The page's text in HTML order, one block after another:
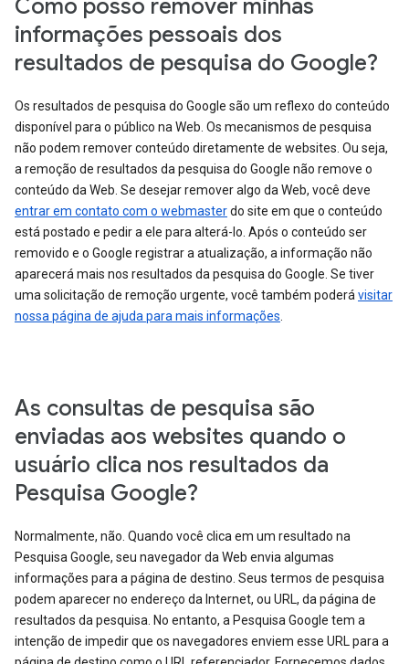
Como posso remover minhas
informações pessoais dos
resultados de pesquisa do Google?
Os resultados de pesquisa do Google são um reflexo do conteúdo
disponível para o público na Web. Os mecanismos de pesquisa
não podem remover conteúdo diretamente de websites. Ou seja,
a remoção de resultados da pesquisa do Google não remove o
conteúdo da Web. Se desejar remover algo da Web, você deve
entrar em contato com o webmasterdo site em que o conteúdo
está postado e pedir a ele para alterá-lo. Após o conteúdo ser
removido e o Google registrar a atualização, a informação não
aparecerá mais nos resultados da pesquisa do Google. Se tiver
uma solicitação de remoção urgente, você também poderá visitar
nossa página de ajuda para mais informações
As consultas de pesquisa são
enviadas aos websites quando o
usuário clica nos resultados da
Pesquisa Google?
Normalmente, não. Quando você clica em um resultado na
Pesquisa Google, seu navegador da Web envia algumas
informações para a página de destino. Seus termos de pesquisa
podem aparecer no endereço da Internet, ou URL, da página de
resultados da pesquisa. No entanto, a Pesquisa Google tem a
intenção de impedir que os navegadores enviem esse URL para a